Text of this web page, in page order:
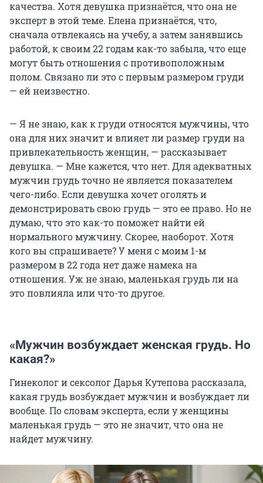
качества. Хотя девушка признаётся, что она не
эксперт в этой теме. Елена признаётся, что,
сначала отвлекаясь на учебу, а затем занявшись
работой, к своим 22 годам как-то забыла, что еще
могут быть отношения с противоположным
полом. Связано ли это с первым размером груди
— ей неизвестно.
— Я не знаю, как к груди относятся мужчины, что
она для них значит и влияет ли размер груди на
привлекательность женщин, — рассказывает
девушка. — Мне кажется, что нет. Для адекватных
мужчин грудь точно не является показателем
чего-либо. Если девушка хочет оголять и
демонстрировать свою грудь — это ее право. Но не
думаю, что это как-то поможет найти ей
нормального мужчину. Скорее, наоборот. Хотя
кого вы спрашиваете? У меня с моим 1-м
размером в 22 года нет даже намека на
отношения. Уж не знаю, маленькая грудь ли на
это повлияла или что-то другое.
«Мужчин возбуждает женская грудь. Но
какая?»
Гинеколог и сексолог Дарья Кутепова рассказала,
какая грудь возбуждает мужчин и возбуждает ли
вообще. По словам эксперта, если у женщины
маленькая грудь — это не значит, что она не
найдет мужчину.